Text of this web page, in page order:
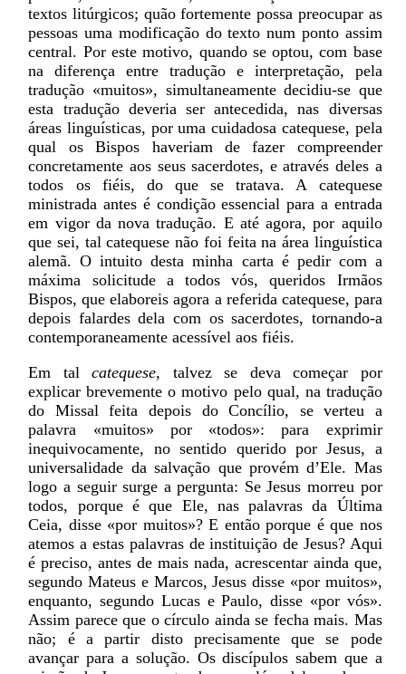
textos litúrgicos; quão fortemente possa preocupar as
pessoas uma modificação do texto num ponto assim
central. Por este motivo, quando se optou, com base
na diferença entre tradução e interpretação, pela
tradução «muitos», simultaneamente decidiu-se que
esta tradução deveria ser antecedida, nas diversas
áreas linguísticas, por uma cuidadosa catequese, pela
qual os Bispos haveriam de fazer compreender
concretamente aos seus sacerdotes, e através deles a
todos os fiéis, do que se tratava. A catequese
ministrada antes é condição essencial para a entrada
em vigor da nova tradução. E até agora, por aquilo
que sei, tal catequese não foi feita na área linguística
alemã. O intuito desta minha carta é pedir com a
máxima solicitude a todos vós, queridos Irmãos
Bispos, que elaboreis agora a referida catequese, para
depois falardes dela com os sacerdotes, tornando-a
contemporaneamente acessível aos fiéis.
Em talcatequese, talvez se deva começar por
explicar brevemente o motivo pelo qual, na tradução
do Missal feita depois do Concílio, se verteu a
palavra «muitos» por «todos»: para exprimir
inequivocamente, no sentido querido por Jesus, a
universalidade da salvação que provém d’Ele. Mas
logo a seguir surge a pergunta: Se Jesus morreu por
todos, porque é que Ele, nas palavras da Última
Ceia, disse «por muitos»? E então porque é que nos
atemos a estas palavras de instituição de Jesus? Aqui
é preciso, antes de mais nada, acrescentar ainda que,
segundo Mateus e Marcos, Jesus disse «por muitos»,
enquanto, segundo Lucas e Paulo, disse «por vós».
Assim parece que o círculo ainda se fecha mais. Mas
não; é a partir disto precisamente que se pode
avançar para a solução. Os discípulos sabem que a